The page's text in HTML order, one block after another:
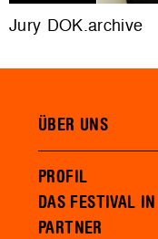
Jury DOK.archive
ÜBER UNS
PROFIL
DAS FESTIVAL
PARTNER